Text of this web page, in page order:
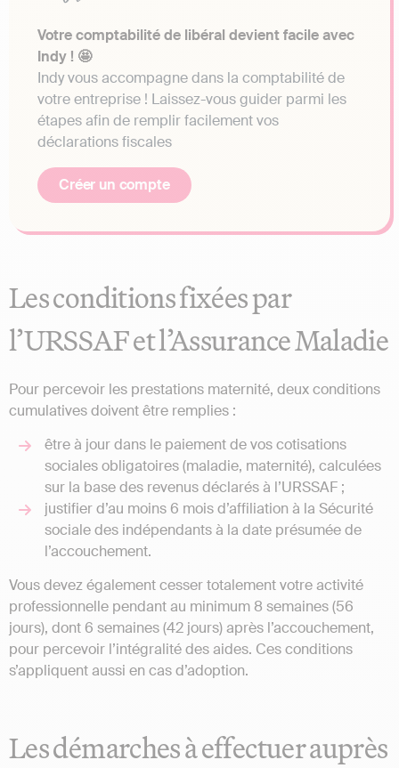
Votre comptabilité de libéral devient facile avec
Indy ! 🤩
Indy vous accompagne dans la comptabilité de
votre entreprise ! Laissez-vous guider parmi les
étapes afin de remplir facilement vos
déclarations fiscales
Créer un compte
Les conditions fixées par
l’URSSAF et l’Assurance Maladie
Pour percevoir les prestations maternité, deux conditions
cumulatives doivent être remplies :
être à jour dans le paiement de vos cotisations
sociales obligatoires (maladie, maternité), calculées
sur la base des revenus déclarés à l’URSSAF ;
justifier d’au moins 6 mois d’affiliation à la Sécurité
sociale des indépendants à la date présumée de
l’accouchement.
Vous devez également cesser totalement votre activité
professionnelle pendant au minimum 8 semaines (56
jours), dont 6 semaines (42 jours) après l’accouchement,
pour percevoir l’intégralité des aides. Ces conditions
s’appliquent aussi en cas d’adoption.
Les démarches à effectuer auprès